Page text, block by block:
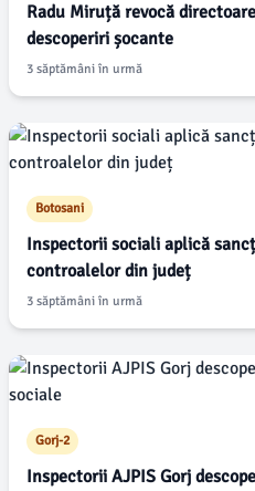
Radu Miruță revocă
descoperiri șocante
3 săptămâni în urmă
Botosani
Inspectorii sociali aplică
controalelor din județ
3 săptămâni în urmă
Gorj-2
Inspectorii AJPIS Gorj